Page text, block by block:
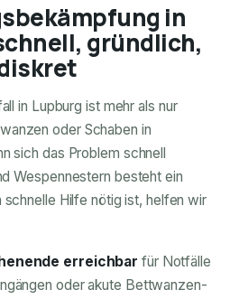
in
gründlich,
in Lupburg ist mehr als nur
oder Schaben in
sich das Problem schnell
Wespennestern besteht ein
schnelle Hilfe nötig ist, helfen wir
erreichbar für Notfälle
oder akute Bettwanzen-